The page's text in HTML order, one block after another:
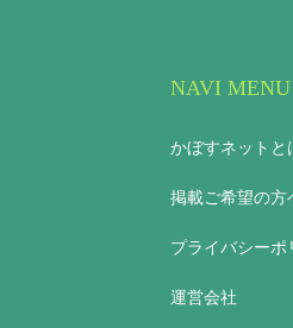
NAVI MENU
かぼすネットと
掲載ご希望の方
プライバシーポ
運営会社